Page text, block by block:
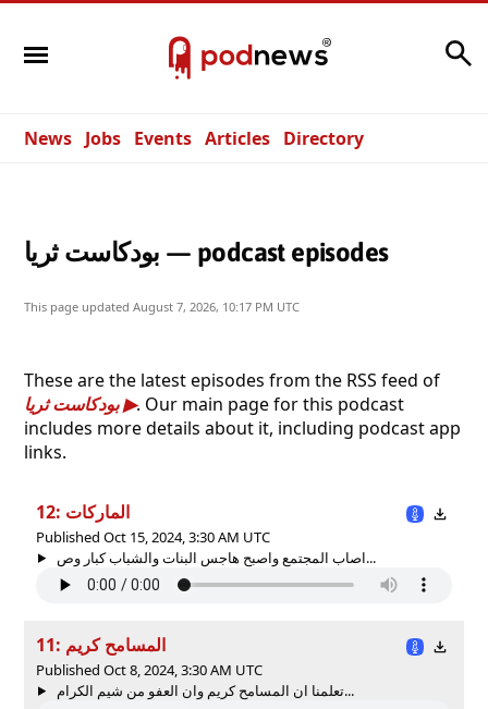
News Jobs Events Articles Directory
بودكاست ثريا — podcast episodes
This page updated August 7, 2026, 10:17 PM UTC
These are the latest episodes from the RSS feed of
بودكاست ثريا
. Our main page for this podcast
includes more details about it, including podcast app
links.
12: الماركات
Published Oct 15, 2024, 3:30 AM UTC
اصاب المجتمع واصبح هاجس البنات والشباب كبار وص...
11: المسامح كريم
Published Oct 8, 2024, 3:30 AM UTC
تعلمنا ان المسامح كريم وان العفو من شيم الكرام...